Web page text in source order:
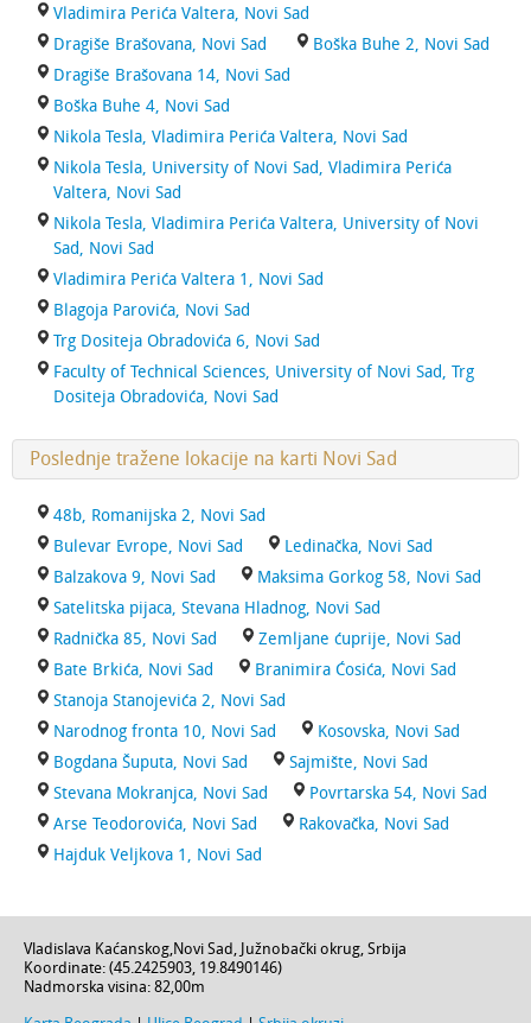
Vladimira Perića Valtera, Novi Sad
Dragiše Brašovana, Novi Sad
Boška Buhe 2, Novi Sad
Dragiše Brašovana 14, Novi Sad
Boška Buhe 4, Novi Sad
Nikola Tesla, Vladimira Perića Valtera, Novi Sad
Nikola Tesla, University of Novi Sad, Vladimira Perića
Valtera, Novi Sad
Nikola Tesla, Vladimira Perića Valtera, University of Novi
Sad, Novi Sad
Vladimira Perića Valtera 1, Novi Sad
Blagoja Parovića, Novi Sad
Trg Dositeja Obradovića 6, Novi Sad
Faculty of Technical Sciences, University of Novi Sad, Trg
Dositeja Obradovića, Novi Sad
Poslednje tražene lokacije na karti Novi Sad
48b, Romanijska 2, Novi Sad
Bulevar Evrope, Novi Sad
Ledinačka, Novi Sad
Balzakova 9, Novi Sad
Maksima Gorkog 58, Novi Sad
Satelitska pijaca, Stevana Hladnog, Novi Sad
Radnička 85, Novi Sad
Zemljane ćuprije, Novi Sad
Bate Brkića, Novi Sad
Branimira Ćosića, Novi Sad
Stanoja Stanojevića 2, Novi Sad
Narodnog fronta 10, Novi Sad
Kosovska, Novi Sad
Bogdana Šuputa, Novi Sad
Sajmište, Novi Sad
Stevana Mokranjca, Novi Sad
Povrtarska 54, Novi Sad
Arse Teodorovića, Novi Sad
Rakovačka, Novi Sad
Hajduk Veljkova 1, Novi Sad
Vladislava Kaćanskog,Novi Sad, Južnobački okrug, Srbija
Koordinate: (45.2425903, 19.8490146)
Nadmorska visina: 82,00m